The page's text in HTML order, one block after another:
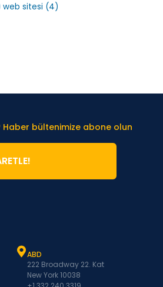
web sitesi (4)
bültenimize abone olun
ABD
222 Broadway 22. Kat
New York 10038